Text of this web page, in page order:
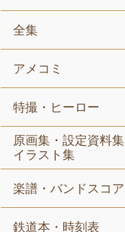
全集
アメコミ
特撮・ヒーロー
原画集・設定資料集
イラスト集
楽譜・バンドスコア
鉄道本・時刻表